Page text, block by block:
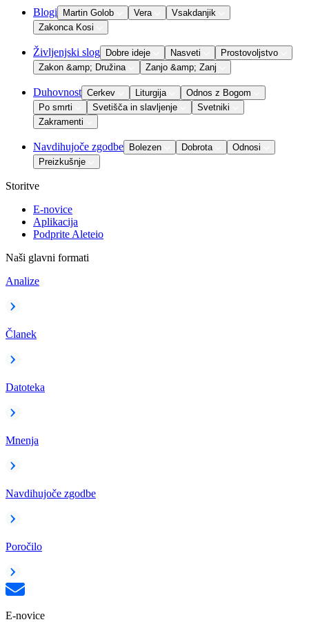
Blogi Martin Golob Vera
Vsakdanjik
Zakonca Kosi
Življenjski slog Dobre ideje Nasveti
Prostovoljstvo
Zakon &amp; Družina
Zanjo &amp; Zanj
Duhovnost Cerkev Liturgija
Odnos z Bogom
Po smrti
Svetišča in slavljenje
Svetniki
Zakramenti
Navdihujoče zgodbe Bolezen Dobrota
Odnosi
Preizkušnje
Storitve
E-novice
Aplikacija
Podprite Aleteio
Naši glavni formati
Analize
Članek
Datoteka
Mnenja
Navdihujoče zgodbe
Poročilo
E-novice